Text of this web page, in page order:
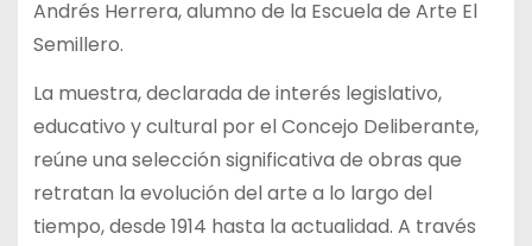
Andrés Herrera, alumno de la Escuela de Arte El
Semillero.
La muestra, declarada de interés legislativo,
educativo y cultural por el Concejo Deliberante,
reúne una selección significativa de obras que
retratan la evolución del arte a lo largo del
tiempo, desde 1914 hasta la actualidad. A través